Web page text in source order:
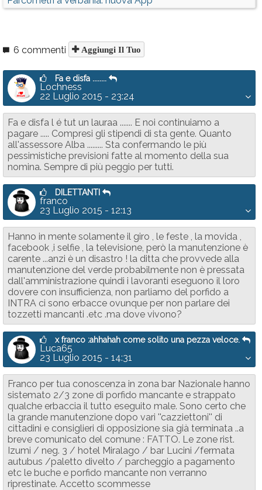
6 commenti Aggiungi Il Tuo
Fa e disfa ........
Lochness
22 Luglio 2015 - 23:24
Fa e disfa l é tut un lauraa ....... E noi continuiamo a
pagare ..... Compresi gli stipendi di sta gente. Quanto
all'assessore Alba ......... Sta confermando le più
pessimistiche previsioni fatte al momento della sua
nomina. Sempre di più peggio per tutti.
DILETTANTI
franco
23 Luglio 2015 - 12:13
Hanno in mente solamente il giro , le feste , la movida ,
facebook ,i selfie , la televisione, però la manutenzione è
carente ...anzi è un disastro ! la ditta che provvede alla
manutenzione del verde probabilmente non è pressata
dall'amministrazione quindi i lavoranti eseguono il loro
dovere con insufficienza, non parliamo del porfido a
INTRA ci sono erbacce ovunque per non parlare dei
tozzetti mancanti .etc .ma dove vivono?
x franco :ahhahah come solito una pezza veloce.
Luca65
23 Luglio 2015 - 14:31
Franco per tua conoscenza in zona bar Nazionale hanno
sistemato 2/3 zone di porfido mancante e strappato
qualche erbaccia il tutto eseguito male. Sono certo che
la grande manutenzione dopo vari ''cazziettoni'' di
cittadini e consiglieri di opposizione sia già terminata ..a
breve comunicato del comune : FATTO. Le zone rist.
Izumi / neg. 3 / hotel Miralago / bar Lucini /fermata
autubus /paletto divelto / parcheggio a pagamento
etc le buche e porfido mancante non verranno
riprestinate. Accetto scommesse